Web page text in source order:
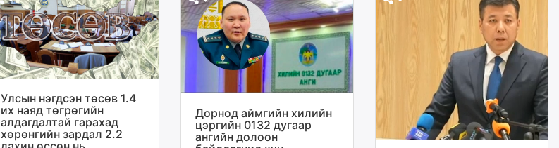
Улсын нэгдсэн төсөв 1.4
их наяд төгрөгийн
алдагдалтай гарахад
хөрөнгийн зардал 2.2
Дорнод аймгийн хилийн
цэргийн 0132 дугаар
ангийн долоон